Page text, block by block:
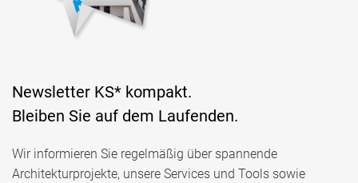
Newsletter KS* kompakt.
Bleiben Sie auf dem Laufenden.
Wir informieren Sie regelmäßig über spannende
Architekturprojekte, unsere Services und Tools sowie